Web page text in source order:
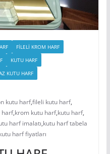
FİLELİ KROM HARF
KUTU HARF
KUTU HARF
kutu harf,fileli kutu harf,
harf,krom kutu harf,kutu harf,
harf imalatı,kutu harf tabela
harf fiyatları